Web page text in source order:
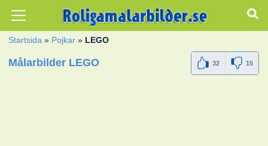
Startsida » Pojkar » LEGO
Målarbilder LEGO 32 15